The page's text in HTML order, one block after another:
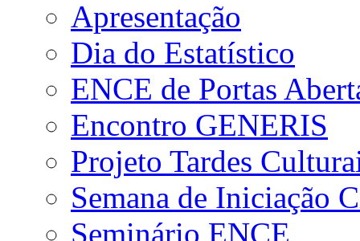
Apresentação
Dia do Estatístico
ENCE de Portas
Encontro GENERIS
Projeto Tardes
Semana de Iniciação
Seminário ENCE